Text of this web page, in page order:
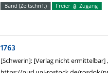
Band (Zeitschrift) Freier Zugang
1763
[Schwerin]: [Verlag nicht ermittelbar]